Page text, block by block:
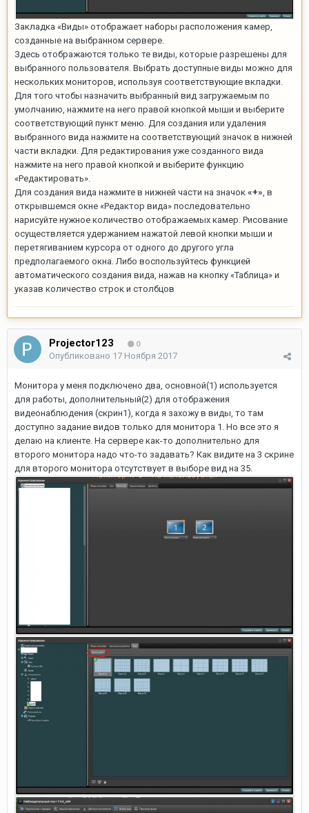
Закладка «Виды» отображает наборы расположения камер,
созданные на выбранном сервере.
Здесь отображаются только те виды, которые разрешены для
выбранного пользователя. Выбрать доступные виды можно для
нескольких мониторов, используя соответствующие вкладки.
Для того чтобы назначить выбранный вид загружаемым по
умолчанию, нажмите на него правой кнопкой мыши и выберите
соответствующий пункт меню. Для создания или удаления
выбранного вида нажмите на соответствующий значок в нижней
части вкладки. Для редактирования уже созданного вида
нажмите на него правой кнопкой и выберите функцию
«Редактировать».
Для создания вида нажмите в нижней части на значок «+» , в
открывшемся окне «Редактор вида» последовательно
нарисуйте нужное количество отображаемых камер. Рисование
осуществляется удержанием нажатой левой кнопки мыши и
перетягиванием курсора от одного до другого угла
предполагаемого окна. Либо воспользуйтесь функцией
автоматического создания вида, нажав на кнопку «Таблица» и
указав количество строк и столбцов
Projector123 0
Опубликовано 17 Ноября 2017
Монитора у меня подключено два, основной(1) используется
для работы, дополнительный(2) для отображения
видеонаблюдения (скрин1), когда я захожу в виды, то там
доступно задание видов только для монитора 1. Но все это я
делаю на клиенте. На сервере как-то дополнительно для
второго монитора надо что-то задавать? Как видите на 3 скрине
для второго монитора отсутствует в выборе вид на 35.